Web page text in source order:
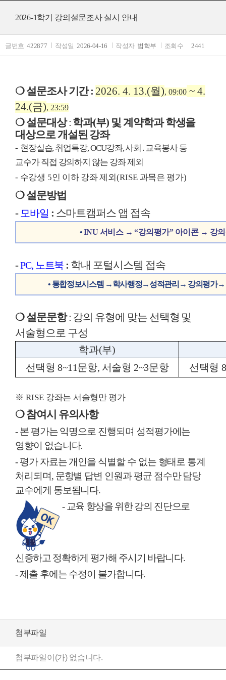
2026-1학기 강의설문조사 실시 안내
글번호 422877 작성일 2026-04-16 작성자 법학부 조회수 2441
❍설문조사 기간: 2026. 4. 13.(월), 09:00 ~ 4.
24.(금), 23:59
❍설문대상 : 학과(부) 및 계약학과 학생을
대상으로 개설된 강좌
- 현장실습, 취업특강, OCU강좌,사회 ․ 교육봉사 등
교수가 직접 강의하지 않는 강좌 제외
- 수강생 5인 이하 강좌 제외(RISE 과목은 평가)
❍설문방법
- 모바일 : 스마트캠퍼스 앱 접속
• INU 서비스 →“강의평가” 아이콘 → 강
-PC, 노트북 : 학내 포털시스템 접속
• 통합정보시스템 →학사행정→성적관리 → 강의평가→
❍설문문항 : 강의 유형에 맞는 선택형 및
서술형으로 구성
학과(부)
선택형8~11문항, 서술형 2~3문항 선택형 8
※ RISE 강좌는 서술형만 평가
❍참여시 유의사항
-본 평가는 익명으로 진행되며 성적평가에는
영향이 없습니다.
-평가 자료는 개인을 식별할 수 없는 형태로 통계
처리되며, 문항별 답변 인원과 평균 점수만 담당
교수에게 통보됩니다.
- 교육 향상을 위한 강의 진단으로
신중하고 정확하게 평가해 주시기 바랍니다.
-제출 후에는 수정이 불가합니다.
첨부파일
첨부파일이(가) 없습니다.